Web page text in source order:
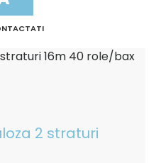
2 straturi